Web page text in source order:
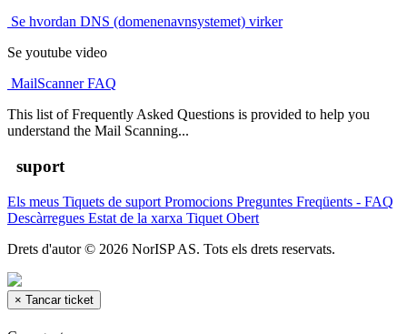
Se hvordan DNS (domenenavnsystemet) virker
Se youtube video
MailScanner FAQ
This list of Frequently Asked Questions is provided to help you
understand the Mail Scanning...
suport
Els meus Tiquets de suport Promocions Preguntes Freqüents - FAQ
Descàrregues Estat de la xarxa Tiquet Obert
Drets d'autor © 2026 NorISP AS. Tots els drets reservats.
× Tancar ticket